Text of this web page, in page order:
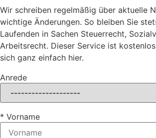
Wir schreiben regelmäßig über aktuelle
wichtige Änderungen. So bleiben Sie
Laufenden in Sachen Steuerrecht,
Arbeitsrecht. Dieser Service ist
sich ganz einfach hier.
Anrede
* Vorname